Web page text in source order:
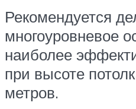
Рекомендуется
многоуровневое
наиболее
при высоте
метров.